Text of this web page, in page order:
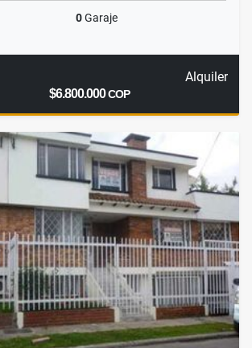
0Garaje
Alquiler
$6.800.000COP